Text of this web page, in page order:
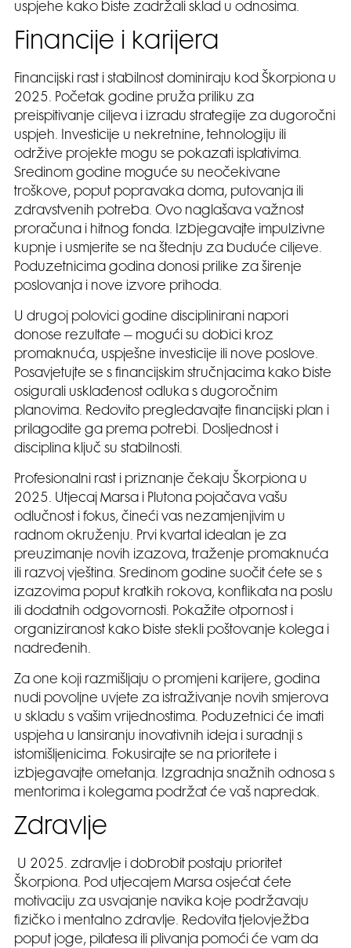
uspjehe kako biste zadržali sklad u odnosima.
Financije i karijera
Financijski rast i stabilnost dominiraju kod Škorpiona u
2025. Početak godine pruža priliku za
preispitivanje ciljeva i izradu strategije za dugoročni
uspjeh. Investicije u nekretnine, tehnologiju ili
održive projekte mogu se pokazati isplativima.
Sredinom godine moguće su neočekivane
troškove, poput popravaka doma, putovanja ili
zdravstvenih potreba. Ovo naglašava važnost
proračuna i hitnog fonda. Izbjegavajte impulzivne
kupnje i usmjerite se na štednju za buduće ciljeve.
Poduzetnicima godina donosi prilike za širenje
poslovanja i nove izvore prihoda.
U drugoj polovici godine disciplinirani napori
donose rezultate – mogući su dobici kroz
promaknuća, uspješne investicije ili nove poslove.
Posavjetujte se s financijskim stručnjacima kako biste
osigurali usklađenost odluka s dugoročnim
planovima. Redovito pregledavajte financijski plan i
prilagodite ga prema potrebi. Dosljednost i
disciplina ključ su stabilnosti.
Profesionalni rast i priznanje čekaju Škorpiona u
2025. Utjecaj Marsa i Plutona pojačava vašu
odlučnost i fokus, čineći vas nezamjenjivim u
radnom okruženju. Prvi kvartal idealan je za
preuzimanje novih izazova, traženje promaknuća
ili razvoj vještina. Sredinom godine suočit ćete se s
izazovima poput kratkih rokova, konflikata na poslu
ili dodatnih odgovornosti. Pokažite otpornost i
organiziranost kako biste stekli poštovanje kolega i
nadređenih.
Za one koji razmišljaju o promjeni karijere, godina
nudi povoljne uvjete za istraživanje novih smjerova
u skladu s vašim vrijednostima. Poduzetnici će imati
uspjeha u lansiranju inovativnih ideja i suradnji s
istomišljenicima. Fokusirajte se na prioritete i
izbjegavajte ometanja. Izgradnja snažnih odnosa s
mentorima i kolegama podržat će vaš napredak.
Zdravlje
U 2025. zdravlje i dobrobit postaju prioritet
Škorpiona. Pod utjecajem Marsa osjećat ćete
motivaciju za usvajanje navika koje podržavaju
fizičko i mentalno zdravlje. Redovita tjelovježba
poput joge, pilatesa ili plivanja pomoći će vam da